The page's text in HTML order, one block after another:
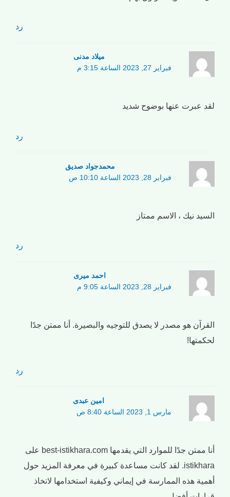
رد
میلاد مدنی
فبراير 27, 2023 الساعة 3:15 م
لقد عبرت عنها بوضوح شديد
رد
محمدجواد صدیق
فبراير 28, 2023 الساعة 10:10 ص
السيد نيك ، الاسم ممتاز
رد
احمد میری
فبراير 28, 2023 الساعة 9:05 م
القرآن هو مصدر لا يصدق للتوجيه والبصيرة. أنا ممتن جدًا
لحكمتها!
رد
امین عبدی
مارس 1, 2023 الساعة 8:40 ص
أنا ممتن جدًا للموارد التي يقدمها best-istikhara.com على
istikhara. لقد كانت مساعدة كبيرة في معرفة المزيد حول
أهمية هذه الممارسة في إيماني وكيفية استخدامها لاتخاذ